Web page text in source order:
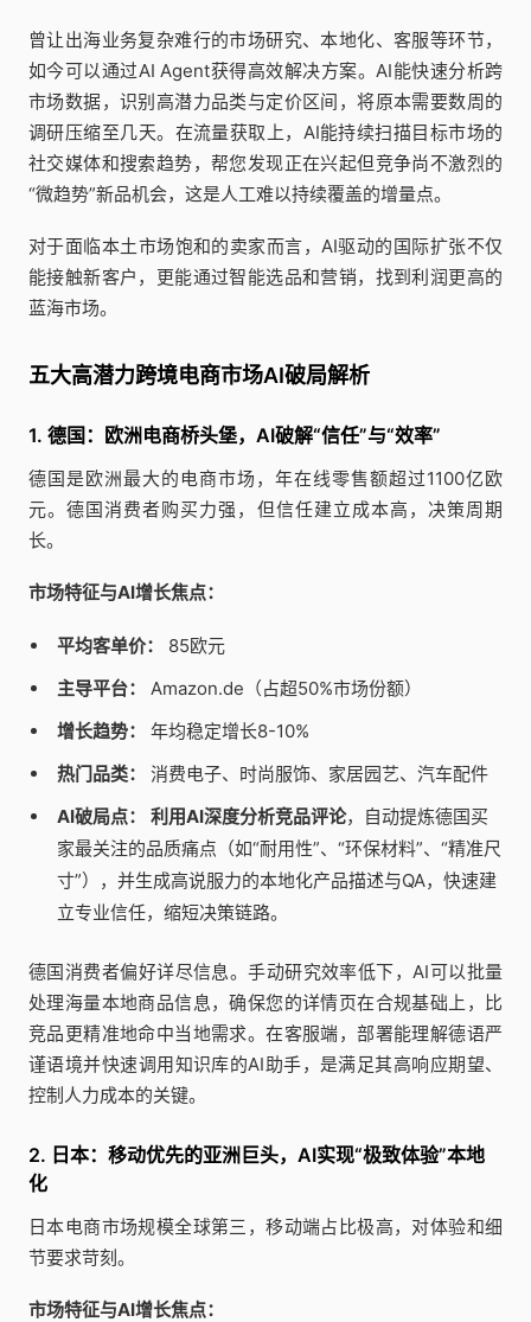
曾让出海业务复杂难行的市场研究、本地化、客服等环节，
如今可以通过AI Agent获得高效解决方案。AI能快速分析跨
市场数据，识别高潜力品类与定价区间，将原本需要数周的
调研压缩至几天。在流量获取上，AI能持续扫描目标市场的
社交媒体和搜索趋势，帮您发现正在兴起但竞争尚不激烈的
“微趋势”新品机会，这是人工难以持续覆盖的增量点。
对于面临本土市场饱和的卖家而言，AI驱动的国际扩张不仅
能接触新客户，更能通过智能选品和营销，找到利润更高的
蓝海市场。
五大高潜力跨境电商市场AI破局解析
1. 德国：欧洲电商桥头堡，AI破解“信任”与“效率”
德国是欧洲最大的电商市场，年在线零售额超过1100亿欧
元。德国消费者购买力强，但信任建立成本高，决策周期
长。
市场特征与AI增长焦点：
平均客单价：
85欧元
主导平台：
Amazon.de（占超50%市场份额）
增长趋势：
年均稳定增长8-10%
热门品类：
消费电子、时尚服饰、家居园艺、汽车配件
AI破局点：
利用AI深度分析竞品评论，自动提炼德国买
家最关注的品质痛点（如“耐用性”、“环保材料”、“精准尺
寸”），并生成高说服力的本地化产品描述与QA，快速建
立专业信任，缩短决策链路。
德国消费者偏好详尽信息。手动研究效率低下，AI可以批量
处理海量本地商品信息，确保您的详情页在合规基础上，比
竞品更精准地命中当地需求。在客服端，部署能理解德语严
谨语境并快速调用知识库的AI助手，是满足其高响应期望、
控制人力成本的关键。
2. 日本：移动优先的亚洲巨头，AI实现“极致体验”本地
化
日本电商市场规模全球第三，移动端占比极高，对体验和细
节要求苛刻。
市场特征与AI增长焦点：